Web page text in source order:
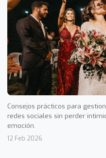
Consejos prácticos para
redes sociales sin perder
emoción.
12 Feb 2026